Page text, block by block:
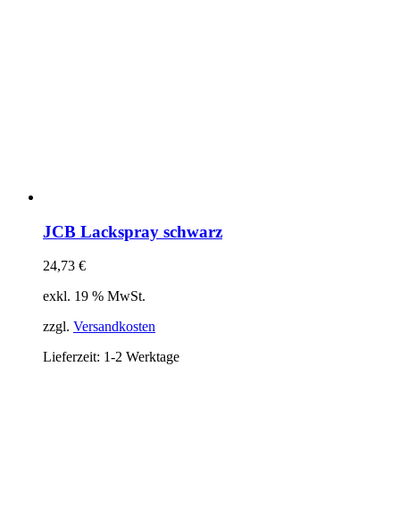
JCB Lackspray schwarz
24,73 €
exkl. 19 % MwSt.
zzgl. Versandkosten
Lieferzeit: 1-2 Werktage